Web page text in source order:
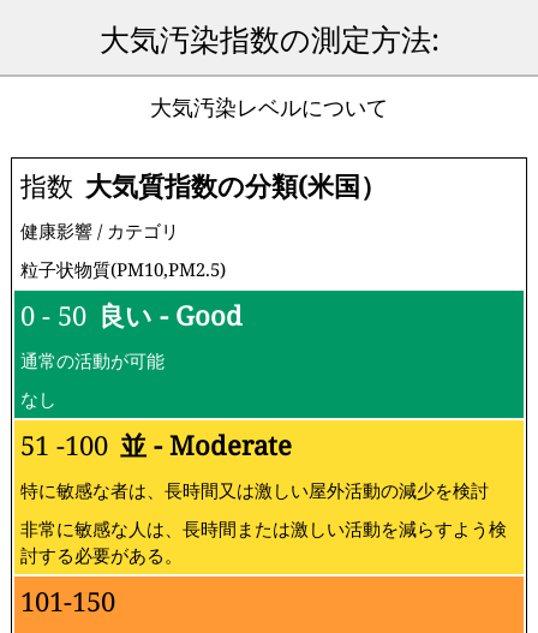
大気汚染指数の測定方法:
大気汚染レベルについて
指数 大気質指数の分類(米国）
健康影響 / カテゴリ
粒子状物質(PM10,PM2.5)
0 - 50 良い - Good
通常の活動が可能
なし
51 -100 並 - Moderate
特に敏感な者は、長時間又は激しい屋外活動の減少を検討
非常に敏感な人は、長時間または激しい活動を減らすよう検
討する必要がある。
101-150